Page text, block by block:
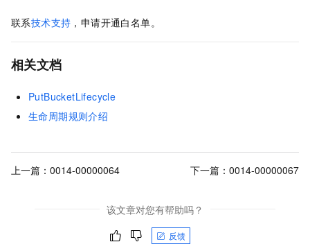
联系技术支持 ，申请开通白名单。
相关文档
PutBucketLifecycle
生命周期规则介绍
上一篇： 0014-00000064 下一篇： 0014-00000067
该文章对您有帮助吗？
反馈